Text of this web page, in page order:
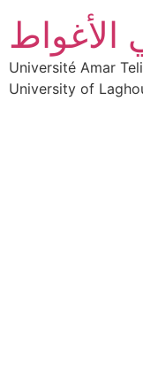
الأغواط
Université Amar
University of